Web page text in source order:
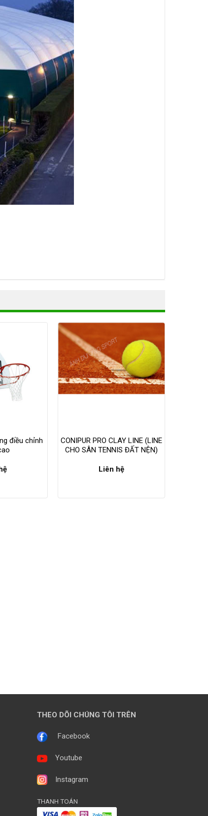
điều chỉnh
CONIPUR PRO CLAY LINE (LINE
CHO SÂN TENNIS ĐẤT NỆN)
Liên hệ
THEO DÕI CHÚNG TÔI TRÊN
Facebook
Youtube
Instagram
THANH TOÁN